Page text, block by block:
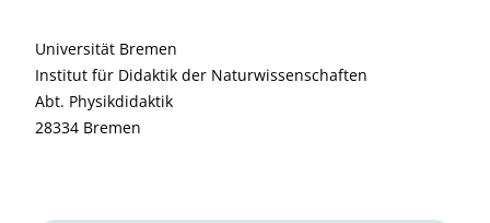
Universität Bremen
Institut für Didaktik der Naturwissenschaften
Abt. Physikdidaktik
28334 Bremen